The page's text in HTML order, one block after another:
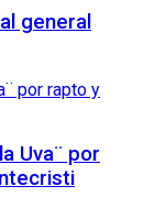
general
Uva¨ por